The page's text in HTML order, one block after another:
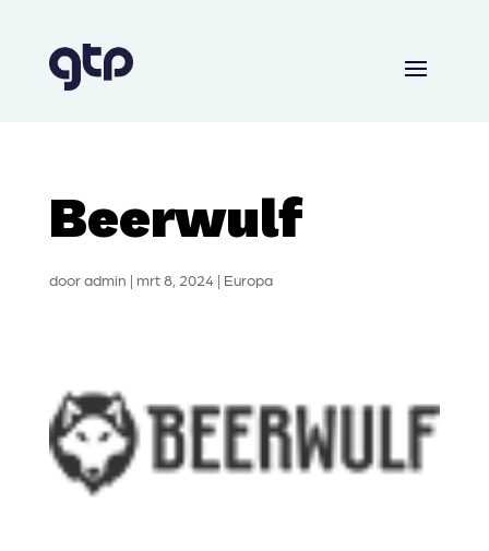
Beerwulf
dooradmin | mrt 8, 2024| Europa